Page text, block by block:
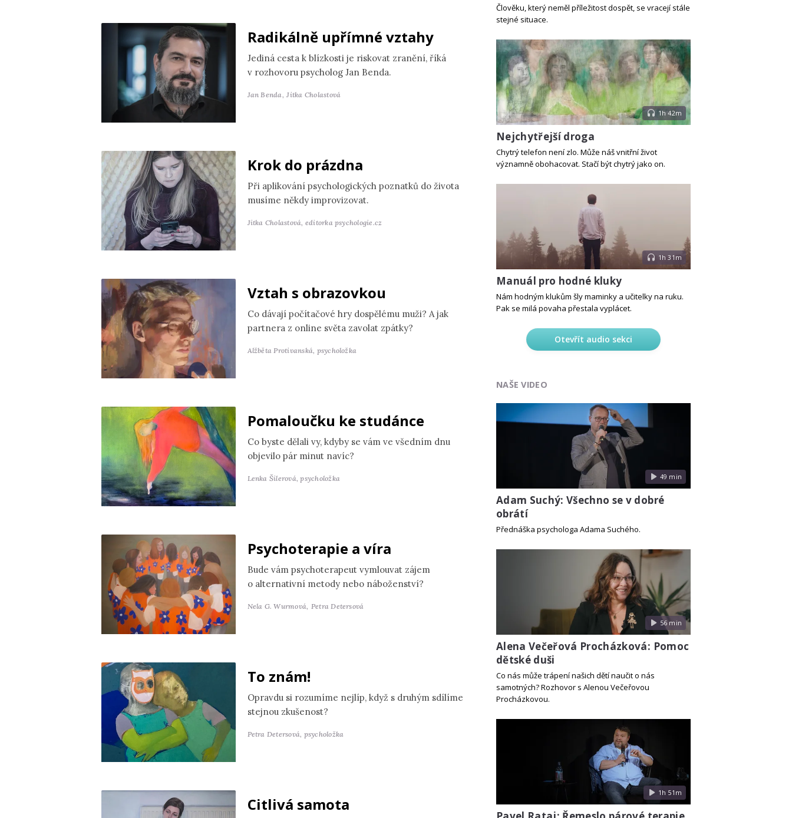
Radikálně upřímné vztahy
Jediná cesta k blízkosti je riskovat zranění, říká
v rozhovoru psycholog Jan Benda.
Jan Benda, Jitka Cholastová
Krok do prázdna
Při aplikování psychologických poznatků do života
musíme někdy improvizovat.
Jitka Cholastová, editorka psychologie.cz
Vztah s obrazovkou
Co dávají počítačové hry dospělému muži? A jak
partnera z online světa zavolat zpátky?
Alžběta Protivanská, psycholožka
Pomaloučku ke studánce
Co byste dělali vy, kdyby se vám ve všedním dnu
objevilo pár minut navíc?
Lenka Šilerová,psycholožka
Psychoterapie a víra
Bude vám psychoterapeut vymlouvat zájem
o alternativní metody nebo náboženství?
Nela G. Wurmová, Petra Detersová
To znám!
Opravdu si rozumíme nejlíp, když s druhým sdílíme
stejnou zkušenost?
Petra Detersová, psycholožka
Citlivá samota
Člověku, který neměl příležitost dospět, se vracejí stále
stejné situace.
1h 42m
Nejchytřejší droga
Chytrý telefon není zlo. Může náš vnitřní život
významně obohacovat. Stačí být chytrý jako on.
1h 31m
Manuál pro hodné kluky
Nám hodným klukům šly maminky a učitelky na ruku.
Pak se milá povaha přestala vyplácet.
Otevřít audio sekci
NAŠE VIDEO
49 min
Adam Suchý: Všechno se v dobré
obrátí
Přednáška psychologa Adama Suchého.
56 min
Alena Večeřová Procházková: Pomoc
dětské duši
Co nás může trápení našich dětí naučit o nás
samotných? Rozhovor s Alenou Večeřovou
Procházkovou.
1h 51m